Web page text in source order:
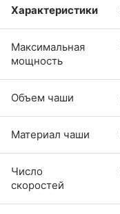
Характеристики
Максимальная
мощность
Объем чаши
Материал чаши
Число
скоростей